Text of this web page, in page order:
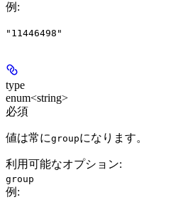
例 :
"11446498"
type
enum<string>
必須
値は常にgroupになります。
利用可能なオプション:
group
例 :